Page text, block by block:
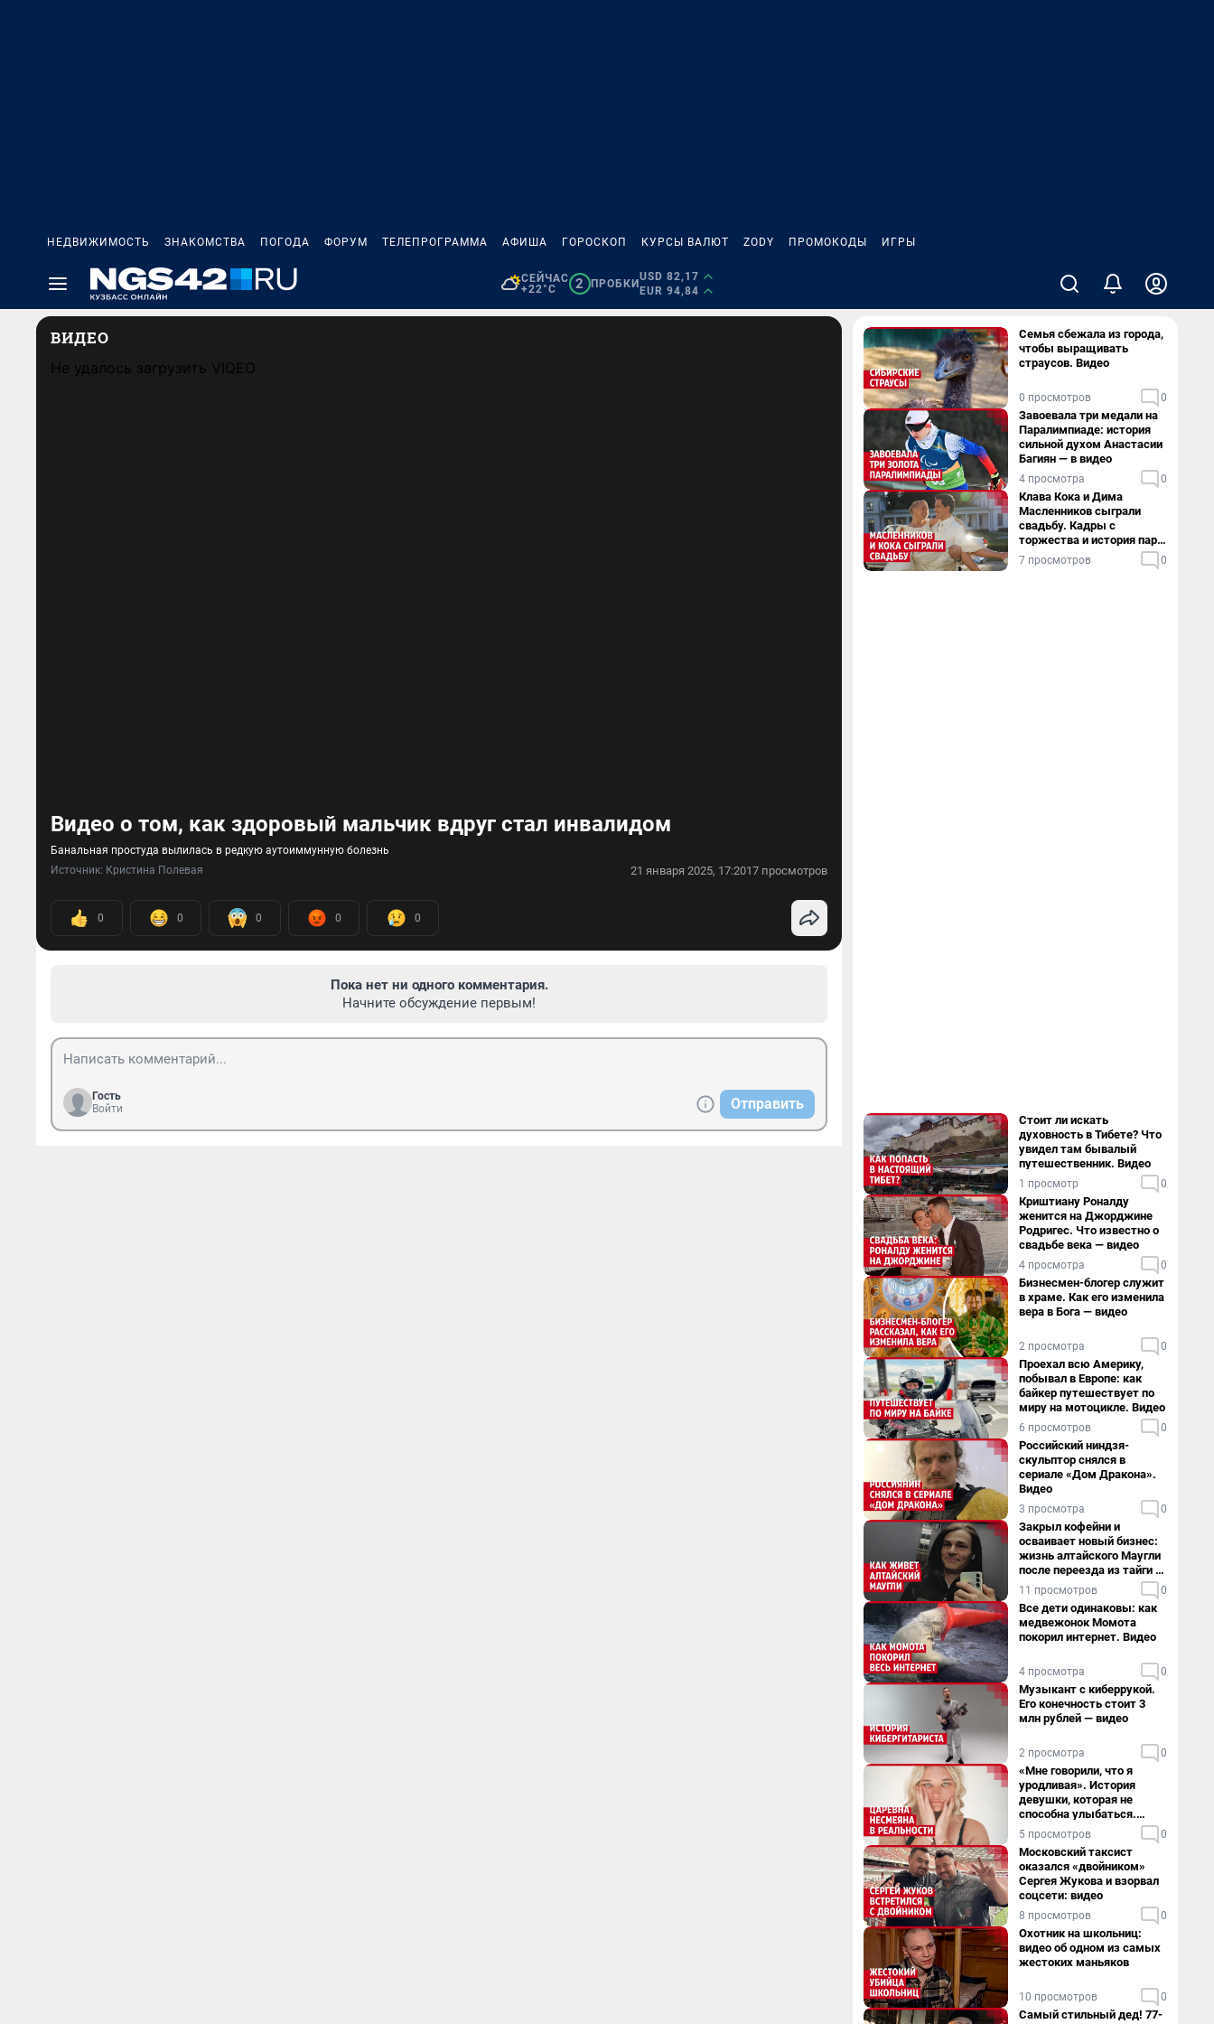
НЕДВИЖИМОСТЬ ЗНАКОМСТВА ПОГОДА ФОРУМ ТЕЛЕПРОГРАММА АФИША ГОРОСКОП КУРСЫ ВАЛЮТ ZODY ПРОМОКОДЫ ИГРЫ
СЕЙЧАС
+22°C
2 ПРОБКИ
USD 82,17
EUR 94,84
ВИДЕО
Не удалось загрузить VIQEO
Видео о том, как здоровый мальчик вдруг стал инвалидом
Банальная простуда вылилась в редкую аутоиммунную болезнь
Источник: Кристина Полевая 21 января 2025, 17:2017 просмотров
0 0 0 0 0
Пока нет ни одного комментария.
Начните обсуждение первым!
Гость
Войти
Отправить
Семья сбежала из города,
чтобы выращивать
страусов. Видео
0 просмотров 0
Завоевала три медали на
Паралимпиаде: история
сильной духом Анастасии
Багиян — в видео
4 просмотра 0
Клава Кока и Дима
Масленников сыграли
свадьбу. Кадры с
торжества и история пары
— в видео
7 просмотров 0
Стоит ли искать
духовность в Тибете? Что
увидел там бывалый
путешественник. Видео
1 просмотр 0
Криштиану Роналду
женится на Джорджине
Родригес. Что известно о
свадьбе века — видео
4 просмотра 0
Бизнесмен-блогер служит
в храме. Как его изменила
вера в Бога — видео
2 просмотра 0
Проехал всю Америку,
побывал в Европе: как
байкер путешествует по
миру на мотоцикле. Видео
6 просмотров 0
Российский ниндзя-
скульптор снялся в
сериале «Дом Дракона».
Видео
3 просмотра 0
Закрыл кофейни и
осваивает новый бизнес:
жизнь алтайского Маугли
после переезда из тайги в
столицу
11 просмотров 0
Все дети одинаковы: как
медвежонок Момота
покорил интернет. Видео
4 просмотра 0
Музыкант с киберрукой.
Его конечность стоит 3
млн рублей — видео
2 просмотра 0
«Мне говорили, что я
уродливая». История
девушки, которая не
способна улыбаться.
Видео
5 просмотров 0
Московский таксист
оказался «двойником»
Сергея Жукова и взорвал
соцсети: видео
8 просмотров 0
Охотник на школьниц:
видео об одном из самых
жестоких маньяков
10 просмотров 0
Самый стильный дед! 77-